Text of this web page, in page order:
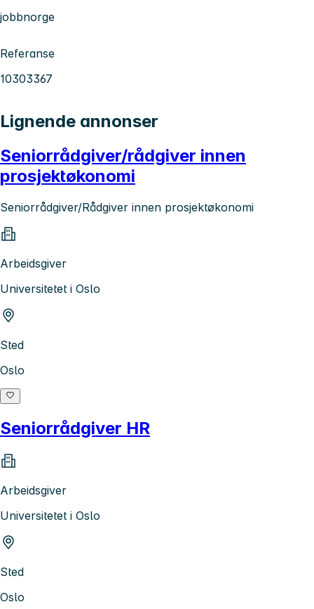
jobbnorge
Referanse
10303367
Lignende annonser
Seniorrådgiver/rådgiver innen
prosjektøkonomi
Seniorrådgiver/Rådgiver innen prosjektøkonomi
Arbeidsgiver
Universitetet i Oslo
Sted
Oslo
Seniorrådgiver HR
Arbeidsgiver
Universitetet i Oslo
Sted
Oslo